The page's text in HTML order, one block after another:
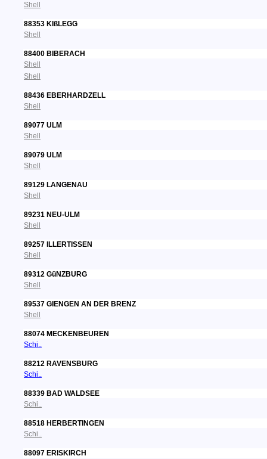
Shell
88353 KIßLEGG
Shell
88400 BIBERACH
Shell
Shell
88436 EBERHARDZELL
Shell
89077 ULM
Shell
89079 ULM
Shell
89129 LANGENAU
Shell
89231 NEU-ULM
Shell
89257 ILLERTISSEN
Shell
89312 GüNZBURG
Shell
89537 GIENGEN AN DER BRENZ
Shell
88074 MECKENBEUREN
Schi..
88212 RAVENSBURG
Schi..
88339 BAD WALDSEE
Schi..
88518 HERBERTINGEN
Schi..
88097 ERISKIRCH